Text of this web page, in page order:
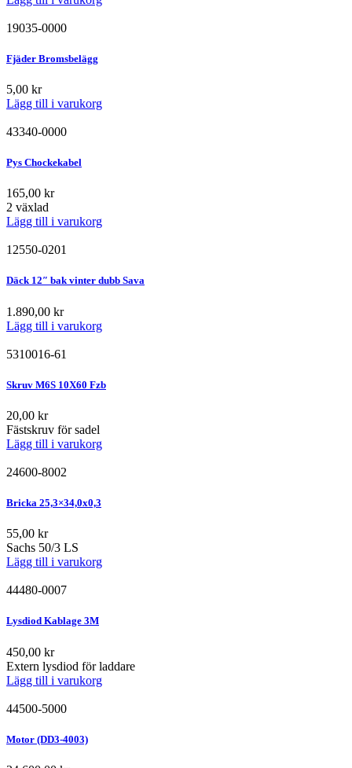
19035-0000
Fjäder Bromsbelägg
5,00 kr
Lägg till i varukorg
43340-0000
Pys Chockekabel
165,00 kr
2 växlad
Lägg till i varukorg
12550-0201
Däck 12″ bak vinter dubb Sava
1.890,00 kr
Lägg till i varukorg
5310016-61
Skruv M6S 10X60 Fzb
20,00 kr
Fästskruv för sadel
Lägg till i varukorg
24600-8002
Bricka 25,3×34,0x0,3
55,00 kr
Sachs 50/3 LS
Lägg till i varukorg
44480-0007
Lysdiod Kablage 3M
450,00 kr
Extern lysdiod för laddare
Lägg till i varukorg
44500-5000
Motor (DD3-4003)